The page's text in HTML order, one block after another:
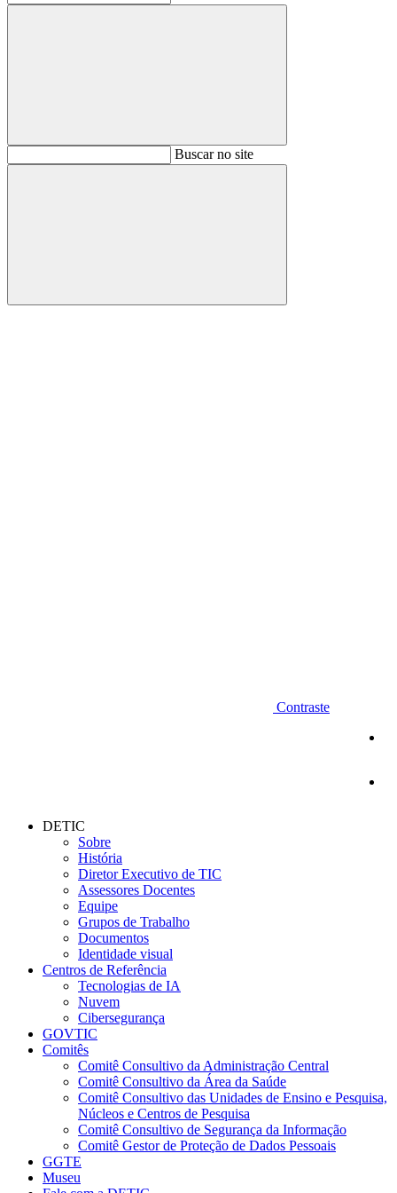
BuscarBuscar no site
Buscar
Contraste
DETIC
Sobre
História
Diretor Executivo de TIC
Assessores Docentes
Equipe
Grupos de Trabalho
Documentos
Identidade visual
Centros de Referência
Tecnologias de IA
Nuvem
Cibersegurança
GOVTIC
Comitês
Comitê Consultivo da Administração Central
Comitê Consultivo da Área da Saúde
Comitê Consultivo das Unidades de Ensino e Pesquisa,
Núcleos e Centros de Pesquisa
Comitê Consultivo de Segurança da Informação
Comitê Gestor de Proteção de Dados Pessoais
GGTE
Museu